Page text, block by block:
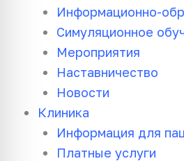
Информационно-
Симуляционное
Мероприятия
Наставничество
Новости
Клиника
Информация для
Платные услуги